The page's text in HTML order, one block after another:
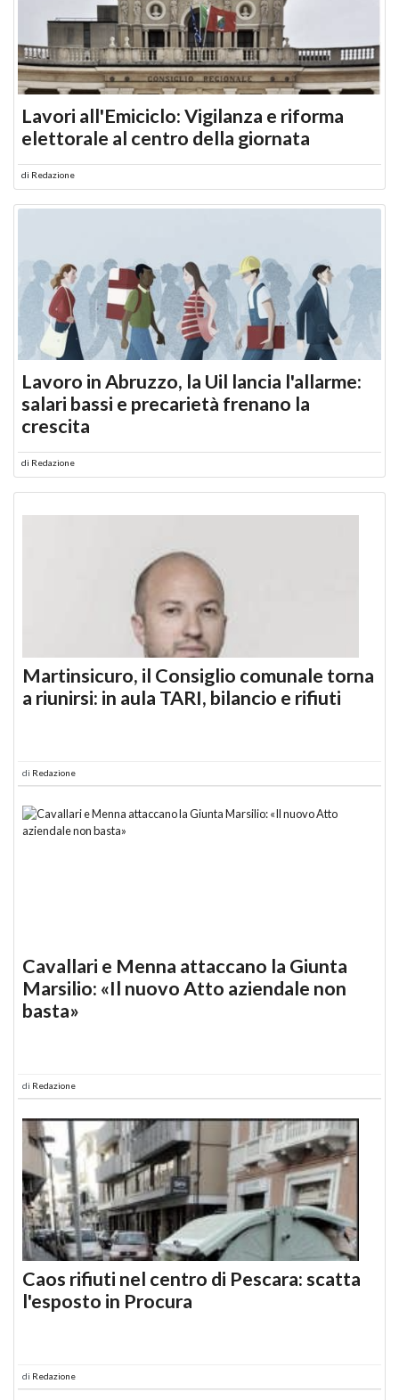
Lavori all'Emiciclo: Vigilanza e riforma
elettorale al centro della giornata
di Redazione
Lavoro in Abruzzo, la Uil lancia l'allarme:
salari bassi e precarietà frenano la
crescita
di Redazione
Martinsicuro, il Consiglio comunale torna
a riunirsi: in aula TARI, bilancio e rifiuti
di Redazione
Cavallari e Menna attaccano la Giunta
Marsilio: «Il nuovo Atto aziendale non
basta»
di Redazione
Caos rifiuti nel centro di Pescara: scatta
l'esposto in Procura
di Redazione